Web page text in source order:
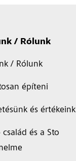
/ Rólunk
/ Rólunk
építeni
és értékeink
család és a Sto